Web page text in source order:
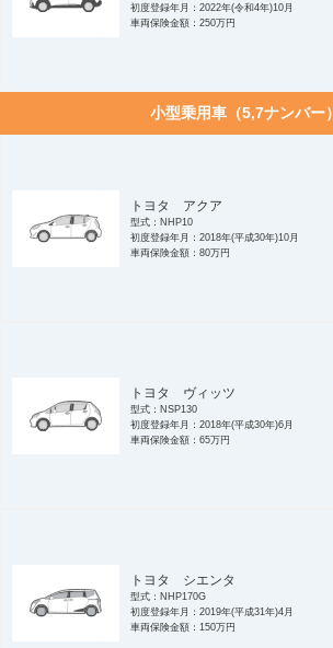
初度登録年月：2022年(令和4年)10月
車両保険金額：250万円
小型乗用車（5,7ナンバー）
トヨタ アクア
型式：NHP10
初度登録年月：2018年(平成30年)10月
車両保険金額：80万円
トヨタ ヴィッツ
型式：NSP130
初度登録年月：2018年(平成30年)6月
車両保険金額：65万円
トヨタ シエンタ
型式：NHP170G
初度登録年月：2019年(平成31年)4月
車両保険金額：150万円